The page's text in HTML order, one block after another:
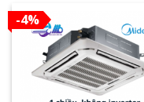
-4%